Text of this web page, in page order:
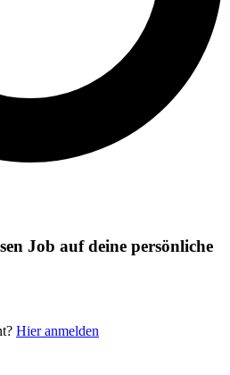
Job auf deine persönliche
Hier anmelden